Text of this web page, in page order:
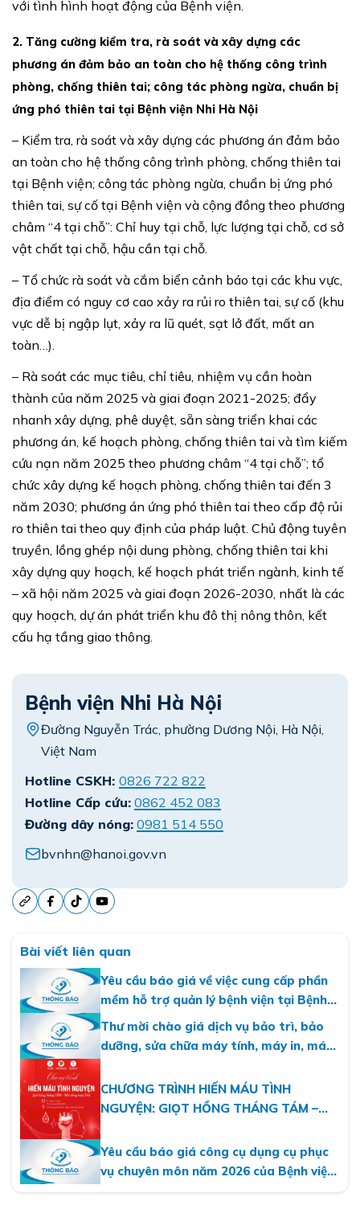
với tình hình hoạt động của Bệnh viện.
2. Tăng cường kiểm tra, rà soát và xây dựng các
phương án đảm bảo an toàn cho hệ thống công trình
phòng, chống thiên tai; công tác phòng ngừa, chuẩn bị
ứng phó thiên tai tại Bệnh viện Nhi Hà Nội
– Kiểm tra, rà soát và xây dựng các phương án đảm bảo
an toàn cho hệ thống công trình phòng, chống thiên tai
tại Bệnh viện; công tác phòng ngừa, chuẩn bị ứng phó
thiên tai, sự cố tại Bệnh viện và cộng đồng theo phương
châm “4 tại chỗ”: Chỉ huy tại chỗ, lực lượng tại chỗ, cơ sở
vật chất tại chỗ, hậu cần tại chỗ.
– Tổ chức rà soát và cắm biển cảnh báo tại các khu vực,
địa điểm có nguy cơ cao xảy ra rủi ro thiên tai, sự cố (khu
vực dễ bị ngập lụt, xảy ra lũ quét, sạt lở đất, mất an
toàn…).
– Rà soát các mục tiêu, chỉ tiêu, nhiệm vụ cần hoàn
thành của năm 2025 và giai đoạn 2021-2025; đẩy
nhanh xây dựng, phê duyệt, sẵn sàng triển khai các
phương án, kế hoạch phòng, chống thiên tai và tìm kiếm
cứu nạn năm 2025 theo phương châm “4 tại chỗ”; tổ
chức xây dựng kế hoạch phòng, chống thiên tai đến 3
năm 2030; phương án ứng phó thiên tai theo cấp độ rủi
ro thiên tai theo quy định của pháp luật. Chủ động tuyên
truyền, lồng ghép nội dung phòng, chống thiên tai khi
xây dựng quy hoạch, kế hoạch phát triển ngành, kinh tế
– xã hội năm 2025 và giai đoạn 2026-2030, nhất là các
quy hoạch, dự án phát triển khu đô thị nông thôn, kết
cấu hạ tầng giao thông.
Bệnh viện Nhi Hà Nội
Đường Nguyễn Trác, phường Dương Nội, Hà Nội,
Việt Nam
Hotline CSKH: 0826 722 822
Hotline Cấp cứu: 0862 452 083
Đường dây nóng: 0981 514 550
bvnhn@hanoi.gov.vn
Bài viết liên quan
Yêu cầu báo giá về việc cung cấp phần
mềm hỗ trợ quản lý bệnh viện tại Bệnh
viện Nhi Hà Nội
Thư mời chào giá dịch vụ bảo trì, bảo
dưỡng, sửa chữa máy tính, máy in, máy
CHƯƠNG TRÌNH HIẾN MÁU TÌNH
NGUYỆN: GIỌT HỒNG THÁNG TÁM –
Yêu cầu báo giá công cụ dụng cụ phục
vụ chuyên môn năm 2026 của Bệnh viện